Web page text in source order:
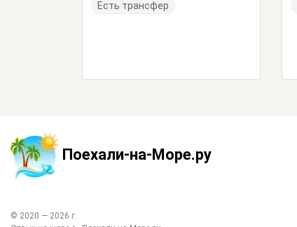
Есть трансфер
Поехали-на-Море.ру
© 2020 — 2026 г.